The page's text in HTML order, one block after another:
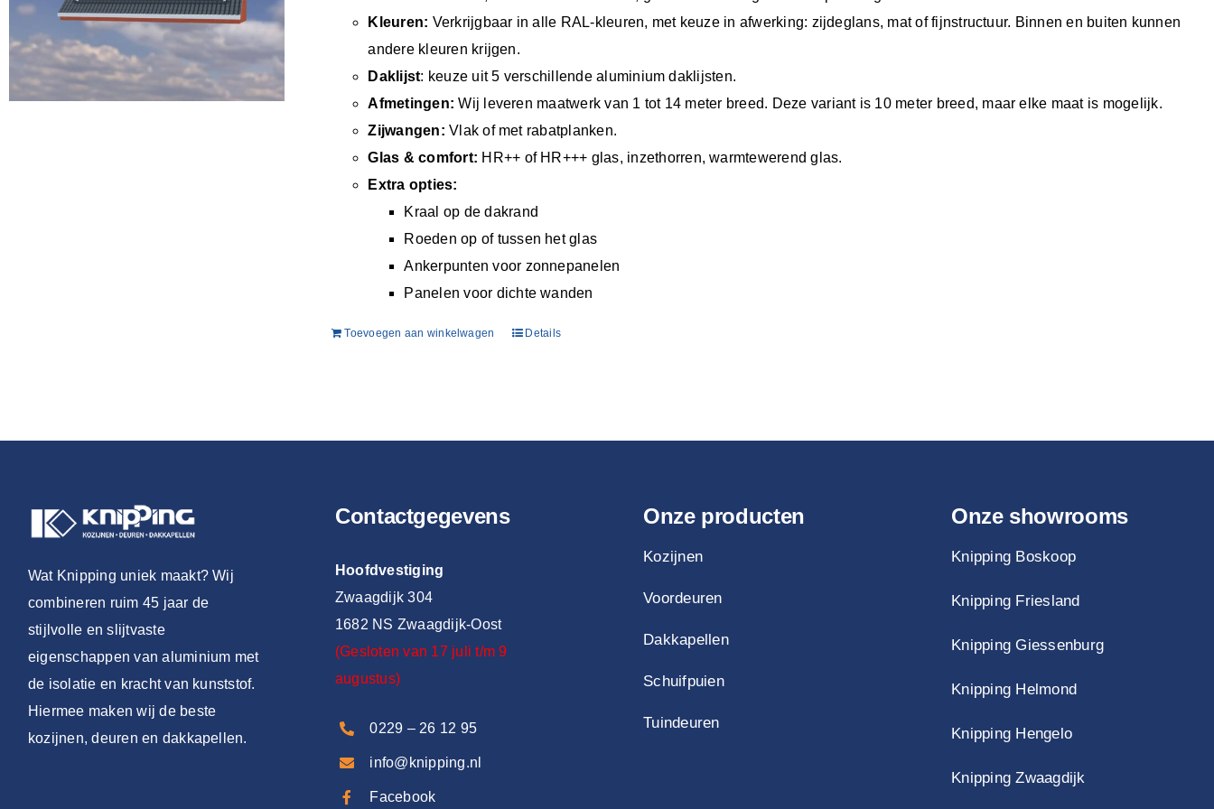
Kleuren: Verkrijgbaar in alle RAL-kleuren, met keuze in afwerking: zijdeglans, mat of fijnstructuur. Binnen en buiten kunnen
andere kleuren krijgen.
Daklijst: keuze uit 5 verschillende aluminium daklijsten.
Afmetingen: Wij leveren maatwerk van 1 tot 14 meter breed. Deze variant is 10 meter breed, maar elke maat is mogelijk.
Zijwangen: Vlak of met rabatplanken.
Glas & comfort: HR++ of HR+++ glas, inzethorren, warmtewerend glas.
Extra opties:
Kraal op de dakrand
Roeden op of tussen het glas
Ankerpunten voor zonnepanelen
Panelen voor dichte wanden
Toevoegen aan winkelwagen Details
Wat Knipping uniek maakt? Wij
combineren ruim 45 jaar de
stijlvolle en slijtvaste
eigenschappen van aluminium met
de isolatie en kracht van kunststof.
Hiermee maken wij de beste
kozijnen, deuren en dakkapellen.
Contactgegevens
Hoofdvestiging
Zwaagdijk 304
1682 NS Zwaagdijk-Oost
(Gesloten van 17 juli t/m 9
augustus)
0229 – 26 12 95
info@knipping.nl
Facebook
Onze producten
Kozijnen
Voordeuren
Dakkapellen
Schuifpuien
Tuindeuren
Onze showrooms
Knipping Boskoop
Knipping Friesland
Knipping Giessenburg
Knipping Helmond
Knipping Hengelo
Knipping Zwaagdijk